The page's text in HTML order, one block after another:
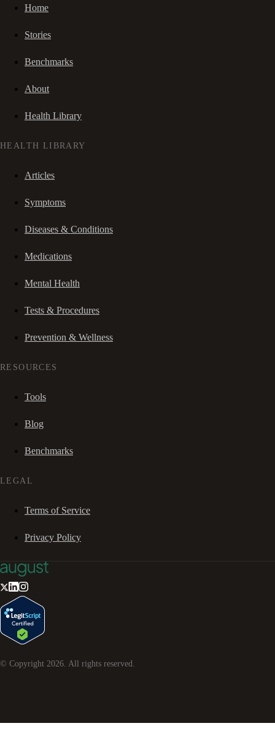
Home
Stories
Benchmarks
About
Health Library
HEALTH LIBRARY
Articles
Symptoms
Diseases & Conditions
Medications
Mental Health
Tests & Procedures
Prevention & Wellness
RESOURCES
Tools
Blog
Benchmarks
LEGAL
Terms of Service
Privacy Policy
© Copyright 2026 . All rights reserved.